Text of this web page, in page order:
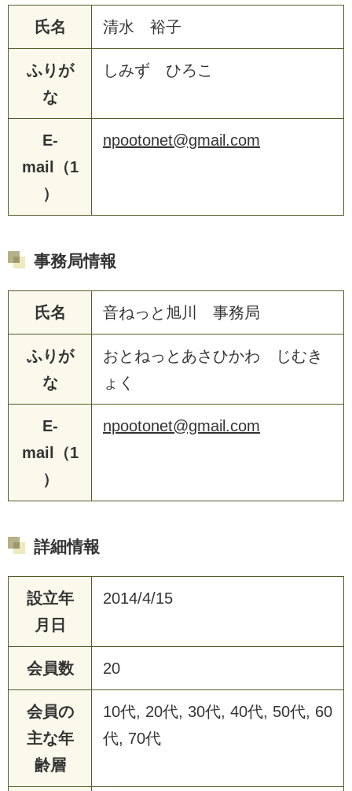
氏名 清水 裕子
ふりが
な
しみず ひろこ
E-
mail（1
）
npootonet@gmail.com
事務局情報
氏名 音ねっと旭川 事務局
ふりが
な
おとねっとあさひかわ じむき
ょく
E-
mail（1
）
npootonet@gmail.com
詳細情報
設立年
月日
2014/4/15
会員数 20
会員の
主な年
齢層
10代, 20代, 30代, 40代, 50代, 60
代, 70代